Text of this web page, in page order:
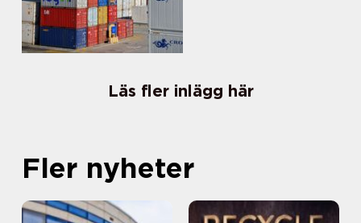
Läs fler inlägg här
Fler nyheter